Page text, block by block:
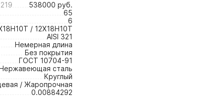
538000 руб.
65
6
/ 12Х18Н10Т
AISI 321
Немерная длина
Без покрытия
ГОСТ 10704-91
сталь
Круглый
/ Жаропрочная
0.00884292